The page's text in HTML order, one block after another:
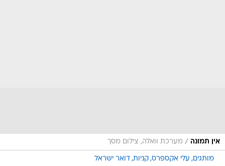
אין תמונה / מערכת וואלה, צילום מסך
מותגים עלי אקספרס קניות דואר ישראל